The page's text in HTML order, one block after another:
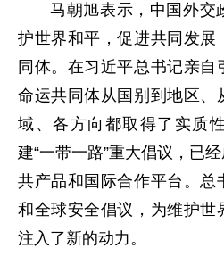
马朝旭表示，中国外交
护世界和平，促进共同发展
同体。在习近平总书记亲
命运共同体从国别到地区、
域、各方向都取得了实质
建“一带一路”重大倡议，已
共产品和国际合作平台。总
和全球安全倡议，为维护世
注入了新的动力。